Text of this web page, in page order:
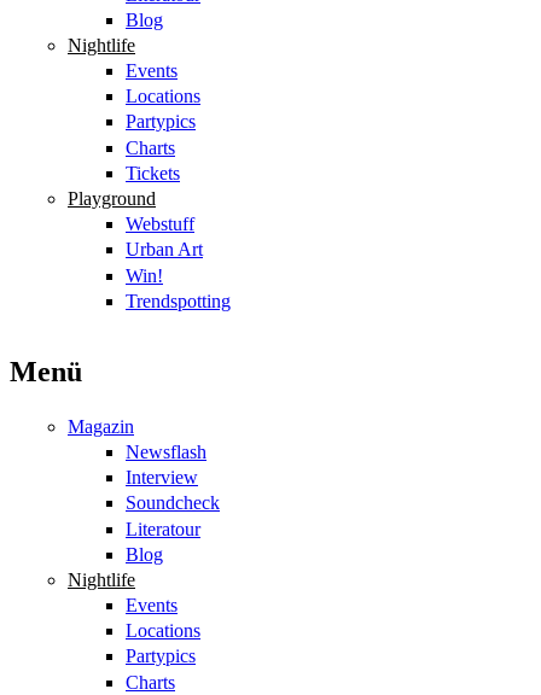
Blog
Nightlife
Events
Locations
Partypics
Charts
Tickets
Playground
Webstuff
Urban Art
Win!
Trendspotting
Menü
Magazin
Newsflash
Interview
Soundcheck
Literatour
Blog
Nightlife
Events
Locations
Partypics
Charts